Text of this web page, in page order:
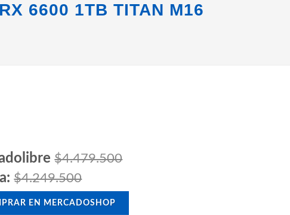
6600 1TB TITAN M16
$4.479.500
$4.249.500
EN MERCADOSHOP